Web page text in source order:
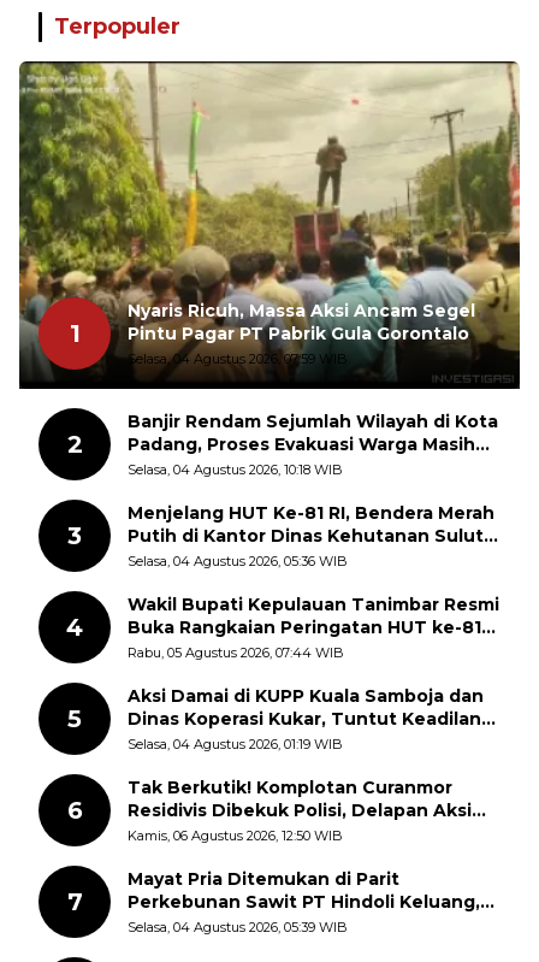
Terpopuler
1
Nyaris Ricuh, Massa Aksi Ancam Segel
Pintu Pagar PT Pabrik Gula Gorontalo
Selasa, 04 Agustus 2026, 07:59 WIB
2
Banjir Rendam Sejumlah Wilayah di Kota
Padang, Proses Evakuasi Warga Masih
Berlangsung
Selasa, 04 Agustus 2026, 10:18 WIB
3
Menjelang HUT Ke-81 RI, Bendera Merah
Putih di Kantor Dinas Kehutanan Sulut
Disorot Warga
Selasa, 04 Agustus 2026, 05:36 WIB
4
Wakil Bupati Kepulauan Tanimbar Resmi
Buka Rangkaian Peringatan HUT ke-81
Kemerdekaan RI, ASN Diajak Perkuat
Rabu, 05 Agustus 2026, 07:44 WIB
5
Aksi Damai di KUPP Kuala Samboja dan
Dinas Koperasi Kukar, Tuntut Keadilan
dan Kesempatan Kerja yang Adil
Selasa, 04 Agustus 2026, 01:19 WIB
6
Tak Berkutik! Komplotan Curanmor
Residivis Dibekuk Polisi, Delapan Aksi
Curanmor Di Candipuro Terungkap
Kamis, 06 Agustus 2026, 12:50 WIB
7
Mayat Pria Ditemukan di Parit
Perkebunan Sawit PT Hindoli Keluang,
Polisi Selidiki Penyebab Kematian
Selasa, 04 Agustus 2026, 05:39 WIB